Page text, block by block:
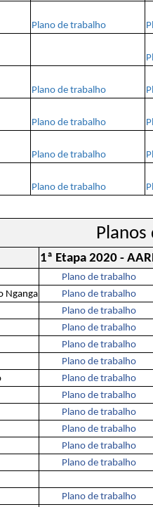
Plano de trabalho
Plano de trabalho
Plano de trabalho
Plano de trabalho
Plano de trabalho
1ª Etapa 2020 -
Plano de trabalho
Nganga
Plano de trabalho
Plano de trabalho
Plano de trabalho
Plano de trabalho
Plano de trabalho
Plano de trabalho
Plano de trabalho
Plano de trabalho
Plano de trabalho
Plano de trabalho
Plano de trabalho
Plano de trabalho